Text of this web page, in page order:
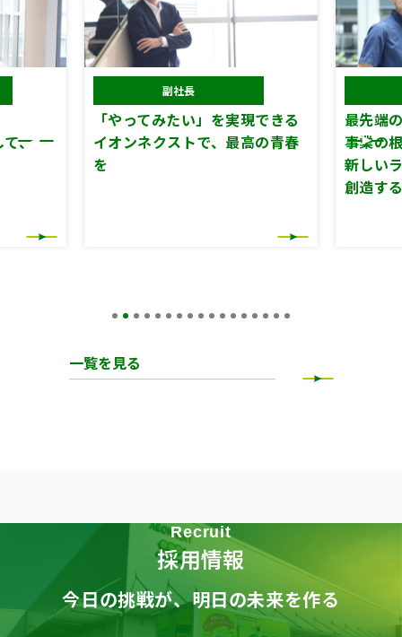
、
副社長
「やってみたい」を実現できる
イオンネクストで、最高の青春
を
最先端
事業の
新しい
創造す
一覧を見る
Recruit
採用情報
今日の挑戦が、明日の未来を作る